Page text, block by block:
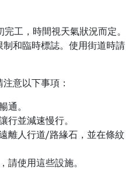
工，時間視天氣狀況而定。
和臨時標誌。使用街道時請
意以下事項：
通。
行並減速慢行。
離人行道/路緣石，並在條紋
請使用這些設施。